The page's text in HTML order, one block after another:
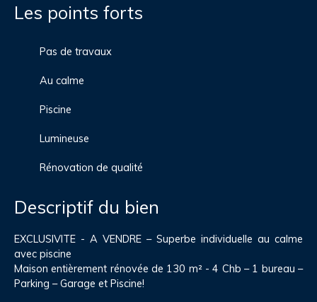
Les points forts
Pas de travaux
Au calme
Piscine
Lumineuse
Rénovation de qualité
Descriptif du bien
EXCLUSIVITE - A VENDRE – Superbe individuelle au calme
avec piscine
Maison entièrement rénovée de 130 m² - 4 Chb – 1 bureau –
Parking – Garage et Piscine!